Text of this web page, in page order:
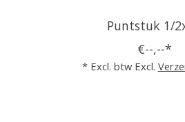
Puntstuk 1/
€--,--*
* Excl. btw Excl.